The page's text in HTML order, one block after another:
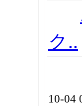
ク..
10-04